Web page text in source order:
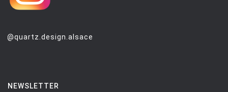
@quartz.design.alsace
NEWSLETTER